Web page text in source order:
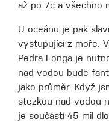
až po 7c a všechno
U oceánu je pak
vystupující z moře.
Pedra Longa je
nad vodou bude
jako průměr. Když
stezkou nad vodou
je součástí 45 mil